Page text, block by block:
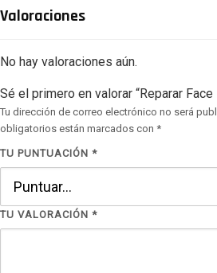
Valoraciones
No hay valoraciones aún.
Sé el primero en valorar “Reparar
Tu dirección de correo electrónico no será
obligatorios están marcados con *
TU PUNTUACIÓN *
TU VALORACIÓN *